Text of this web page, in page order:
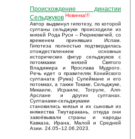
Происхождение династии
Сельджуков Новинка!!!
Автор выдвинул гипотезу, по которой
султаны сельджуки происходили из
князей Рода Руси – Рюриковичей, со
временем принявших Ислам.
Гипотеза полностью подтвердилась
отождествлением основных
исторических фигур сельджуков с
потомками князей Святого
Владимира и Ярослава Мудрого.
Речь идет о правителях Конийского
султаната (Рума) Сулеймане и его
потомках, а также Токаке, Сельджуке,
Микаиле, Исраиле, Тогруле, Алп-
Арслане и других султанах.
Султанами-сельджуками
становились князья и их сыновья из
княжества Тмутаракань, откуда они
завоёвывали страны и народы
Кавказа, Ирана, Малой и Средней
Азии. 24.05–12.06.2023.